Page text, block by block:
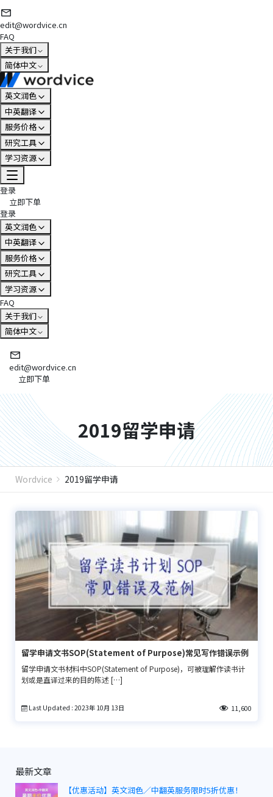
edit@wordvice.cn
FAQ
关于我们
简体中文
英文润色
中英翻译
服务价格
研究工具
学习资源
登录
立即下单
登录
英文润色
中英翻译
服务价格
研究工具
学习资源
FAQ
关于我们
简体中文
edit@wordvice.cn
立即下单
2019留学申请
Wordvice 2019留学申请
留学申请文书SOP(Statement of Purpose)常见写作错误示例
留学申请文书材料中SOP(Statement of Purpose)，可被理解作读书计
划或是直译过来的目的陈述 […]
Last Updated : 2023年 10月 13日 11,600
最新文章
【优惠活动】英文润色／中翻英服务限时5折优惠！